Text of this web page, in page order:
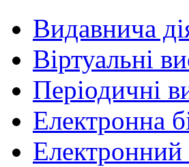
Видавнича
Віртуальні
Періодичні
Електронна
Електронний